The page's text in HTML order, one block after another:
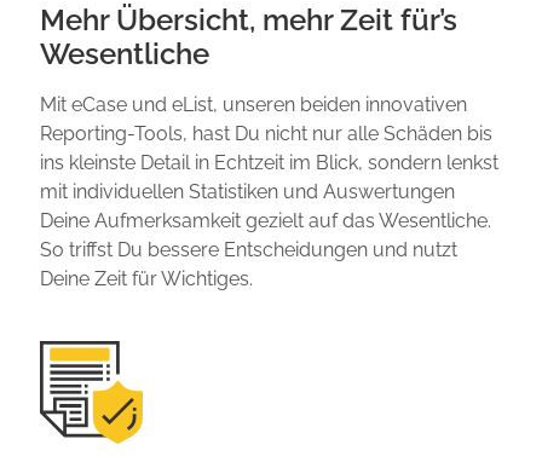
Mehr Übersicht, mehr Zeit für’s
Wesentliche
Mit eCase und eList, unseren beiden innovativen
Reporting-Tools, hast Du nicht nur alle Schäden bis
ins kleinste Detail in Echtzeit im Blick, sondern lenkst
mit individuellen Statistiken und Auswertungen
Deine Aufmerksamkeit gezielt auf das Wesentliche.
So triffst Du bessere Entscheidungen und nutzt
Deine Zeit für Wichtiges.